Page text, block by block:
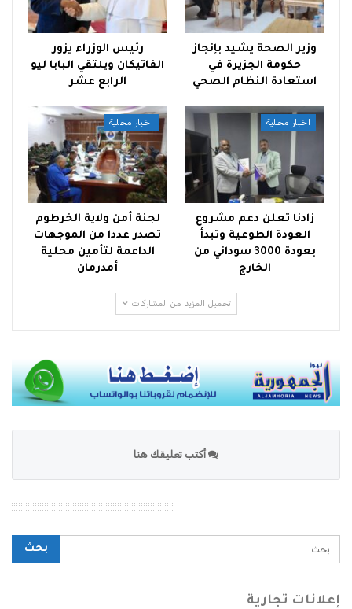
وزير الصحة يشيد بإنجاز
حكومة الجزيرة في
استعادة النظام الصحي
رئيس الوزراء يزور
الفاتيكان ويلتقي البابا ليو
الرابع عشر
اخبار محلية
زادنا تعلن دعم مشروع
العودة الطوعية وتبدأ
بعودة 3000 سوداني من
الخارج
اخبار محلية
لجنة أمن ولاية الخرطوم
تصدر عددا من الموجهات
الداعمة لتأمين محلية
أمدرمان
تحميل المزيد من المشاركات
أكتب تعليقك هنا
إعلانات تجارية